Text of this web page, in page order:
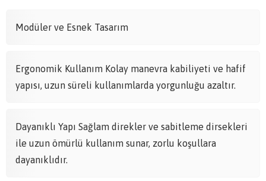
Modüler ve Esnek Tasarım
Ergonomik Kullanım Kolay manevra kabiliyeti ve hafif
yapısı, uzun süreli kullanımlarda yorgunluğu azaltır.
Dayanıklı Yapı Sağlam direkler ve sabitleme dirsekleri
ile uzun ömürlü kullanım sunar, zorlu koşullara
dayanıklıdır.